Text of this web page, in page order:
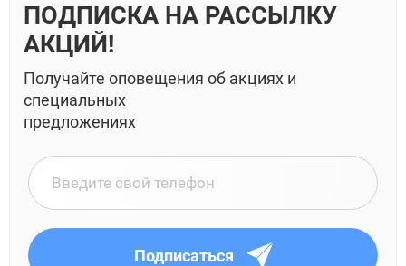
ПОДПИСКА НА РАССЫЛКУ
АКЦИЙ!
Получайте оповещения об акциях и
специальных
предложениях
Подписаться